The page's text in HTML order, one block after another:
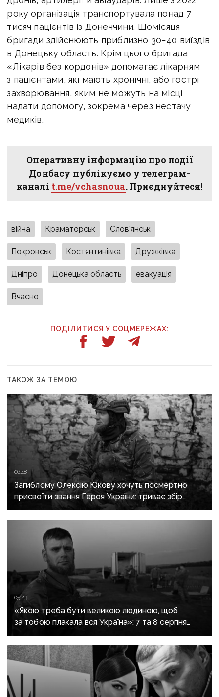
року організація транспортувала понад 7
тисяч пацієнтів із Донеччини. Щомісяця
бригади здійснюють приблизно 30−40 виїздів
в Донецьку область. Крім цього бригада
«Лікарів без кордонів» допомагає лікарням
з пацієнтами, які мають хронічні, або гострі
захворювання, яким не можуть на місці
надати допомогу, зокрема через нестачу
медиків.
Оперативну інформацію про події
Донбасу публікуємо у телеграм-
каналі t.me/vchasnoua. Приєднуйтеся!
війна Краматорськ Слов'янськ
Покровськ Костянтинівка Дружківка
Дніпро Донецька область евакуація
Вчасно
ПОДІЛИТИСЯ У СОЦМЕРЕЖАХ:
ТАКОЖ ЗА ТЕМОЮ
06:48
Загиблому Олексію Юкову хочуть посмертно
присвоїти звання Героя України: триває збір
підписів
05:23
«Якою треба бути великою людиною, щоб
за тобою плакала вся Україна»: 7 та 8 серпня
прощаються із засновником організації
«Плацдарм» Олексієм Юковим